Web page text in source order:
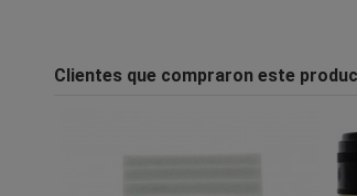
Clientes que compraron este